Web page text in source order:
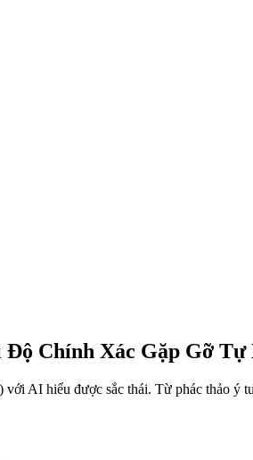
Chính Xác Gặp Gỡ Tự
AI hiểu được sắc thái. Từ phác thảo ý